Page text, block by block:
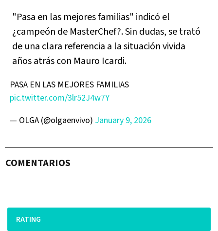
"Pasa en las mejores familias" indicó el
¿campeón de MasterChef?. Sin dudas, se trató
de una clara referencia a la situación vivida
años atrás con Mauro Icardi.
PASA EN LAS MEJORES FAMILIAS
pic.twitter.com/3lr52J4w7Y
— OLGA (@olgaenvivo) January 9, 2026
COMENTARIOS
RATING